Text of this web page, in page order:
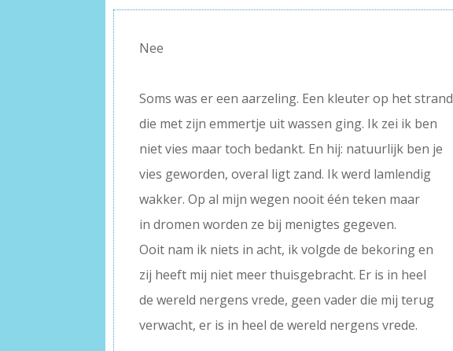
Nee
Soms was er een aarzeling. Een kleuter op het strand
die met zijn emmertje uit wassen ging. Ik zei ik ben
niet vies maar toch bedankt. En hij: natuurlijk ben je
vies geworden, overal ligt zand. Ik werd lamlendig
wakker. Op al mijn wegen nooit één teken maar
in dromen worden ze bij menigtes gegeven.
Ooit nam ik niets in acht, ik volgde de bekoring en
zij heeft mij niet meer thuisgebracht. Er is in heel
de wereld nergens vrede, geen vader die mij terug
verwacht, er is in heel de wereld nergens vrede.